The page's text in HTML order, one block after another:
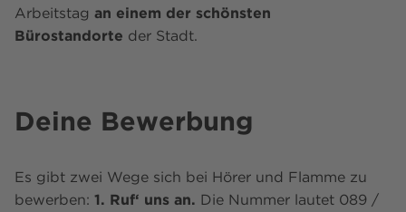
Arbeitstag an einem der schönsten
Bürostandorte der Stadt.
Deine Bewerbung
Es gibt zwei Wege sich bei Hörer und Flamme zu
bewerben: 1. Ruf‘ uns an. Die Nummer lautet 089 /